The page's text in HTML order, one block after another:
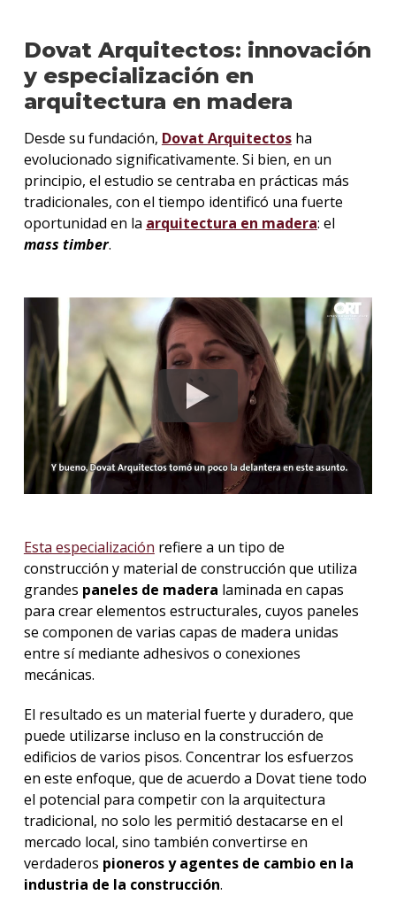
Dovat Arquitectos: innovación
y especialización en
arquitectura en madera
Desde su fundación, Dovat Arquitectosha
evolucionado significativamente. Si bien, en un
principio, el estudio se centraba en prácticas más
tradicionales, con el tiempo identificó una fuerte
oportunidad en la arquitectura en madera: el
mass timber.
Esta especialización refiere a un tipo de
construcción y material de construcción que utiliza
grandes paneles de madera laminada en capas
para crear elementos estructurales, cuyos paneles
se componen de varias capas de madera unidas
entre sí mediante adhesivos o conexiones
mecánicas.
El resultado es un material fuerte y duradero, que
puede utilizarse incluso en la construcción de
edificios de varios pisos. Concentrar los esfuerzos
en este enfoque, que de acuerdo a Dovat tiene todo
el potencial para competir con la arquitectura
tradicional, no solo les permitió destacarse en el
mercado local, sino también convertirse en
verdaderos pioneros y agentes de cambio en la
industria de la construcción.